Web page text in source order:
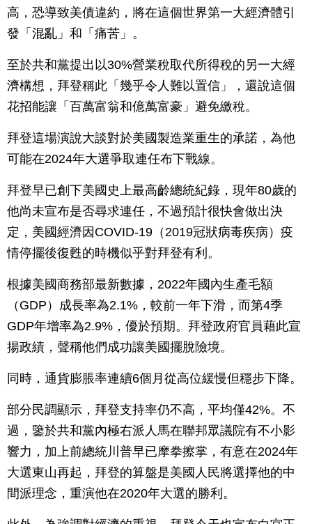
高，恐導致美債違約，將在這個世界第一大經濟體引
發「混亂」和「痛苦」。
至於共和黨提出以30%營業稅取代所得稅的另一大經
濟構想，拜登稱此「幾乎令人難以置信」，還說這個
花招能讓「百萬富翁和億萬富豪」避免繳稅。
拜登這場演說大談對於美國製造業重生的承諾，為他
可能在2024年大選爭取連任布下戰線。
拜登早已創下美國史上最高齡總統紀錄，現年80歲的
他尚未宣布是否尋求連任，不過預計很快會做出決
定，美國經濟因COVID-19（2019冠狀病毒疾病）疫
情停擺後復甦的時機似乎對拜登有利。
根據美國商務部最新數據，2022年國內生產毛額
（GDP）成長率為2.1%，較前一年下滑，而第4季
GDP年增率為2.9%，優於預期。拜登政府官員藉此宣
揚政績，聲稱他們成功讓美國擺脫險境。
同時，通貨膨脹率連續6個月從高位緩慢但穩步下降。
部分民調顯示，拜登支持率仍不高，平均僅42%。不
過，鑒於共和黨內極右派人馬在聯邦眾議院有不小影
響力，加上前總統川普早已摩拳擦掌，有意在2024年
大選東山再起，拜登的算盤是美國人民將選擇他的中
間派理念，重演他在2020年大選的勝利。